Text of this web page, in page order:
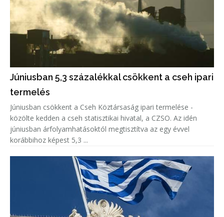
Júniusban 5,3 százalékkal csökkent a cseh ipari
termelés
Júniusban csökkent a Cseh Köztársaság ipari termelése -
közölte kedden a cseh statisztikai hivatal, a CZSO. Az idén
júniusban árfolyamhatásoktól megtisztítva az egy évvel
korábbihoz képest 5,3 ...